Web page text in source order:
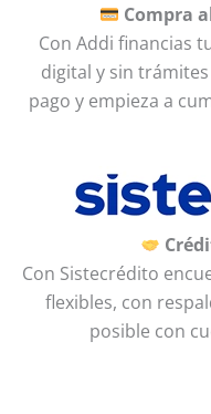
Compra
Con Addi financias
digital y sin
pago y empieza a
Con Sistecrédito
flexibles, con
posible con